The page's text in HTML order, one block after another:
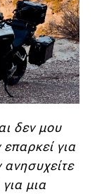
δεν μου
για
ανησυχείτε
μια